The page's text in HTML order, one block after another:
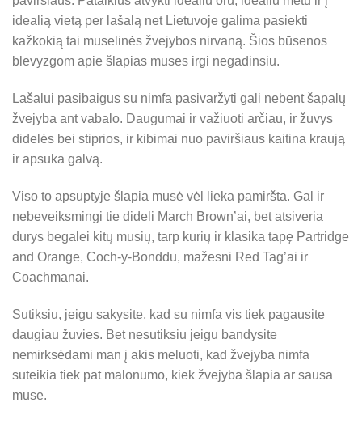
idealią vietą per lašalą net Lietuvoje galima pasiekti
kažkokią tai muselinės žvejybos nirvaną. Šios būsenos
blevyzgom apie šlapias muses irgi negadinsiu.
Lašalui pasibaigus su nimfa pasivaržyti gali nebent šapalų
žvejyba ant vabalo. Daugumai ir važiuoti arčiau, ir žuvys
didelės bei stiprios, ir kibimai nuo paviršiaus kaitina kraują
ir apsuka galvą.
Viso to apsuptyje šlapia musė vėl lieka pamiršta. Gal ir
nebeveiksmingi tie dideli March Brown’ai, bet atsiveria
durys begalei kitų musių, tarp kurių ir klasika tapę Partridge
and Orange, Coch-y-Bonddu, mažesni Red Tag’ai ir
Coachmanai.
Sutiksiu, jeigu sakysite, kad su nimfa vis tiek pagausite
daugiau žuvies. Bet nesutiksiu jeigu bandysite
nemirksėdami man į akis meluoti, kad žvejyba nimfa
suteikia tiek pat malonumo, kiek žvejyba šlapia ar sausa
muse.